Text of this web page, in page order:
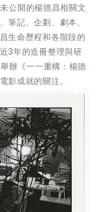
公開的楊德昌相關文
筆記、企劃、劇本、
生命歷程和各階段的
3年的造冊整理與研
辦《一一重構：楊德
影成就的關注。